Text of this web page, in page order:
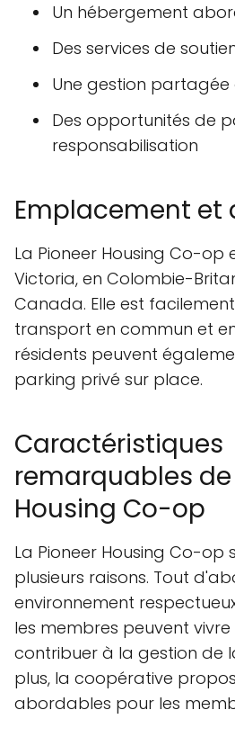
Un hébergement
Des services de
Une gestion partagée
Des opportunités de
responsabilisation
Emplacement et
La Pioneer Housing Co-op
Victoria, en Colombie-
Canada. Elle est
transport en commun et
résidents peuvent
parking privé sur place.
Caractéristiques
remarquables
Housing Co-op
La Pioneer Housing Co-op
plusieurs raisons. Tout
environnement
les membres peuvent
contribuer à la gestion de
plus, la coopérative
abordables pour les